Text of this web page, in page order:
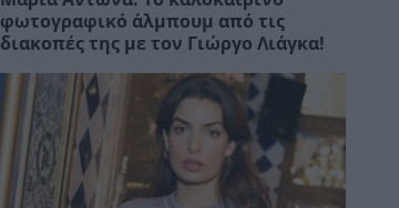
φωτογραφικό άλμπουμ από τις
διακοπές της με τον Γιώργο Λιάγκα!